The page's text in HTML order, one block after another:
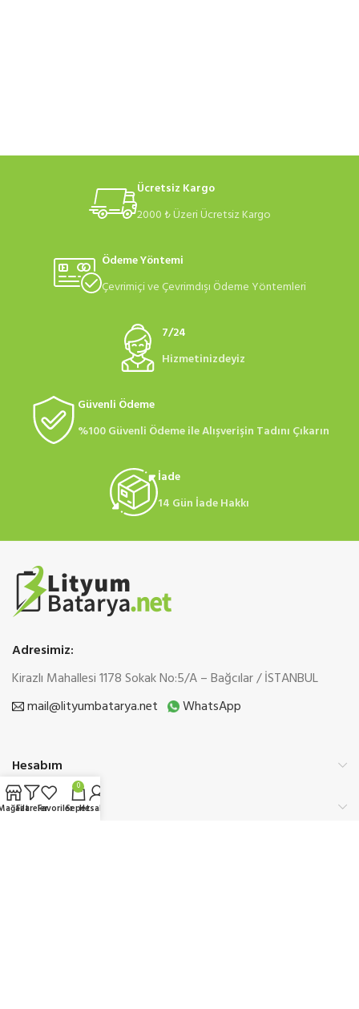
Ücretsiz Kargo
2000 ₺ Üzeri Ücretsiz Kargo
Ödeme Yöntemi
Çevrimiçi ve Çevrimdışı Ödeme Yöntemleri
7/24
Hizmetinizdeyiz
Güvenli Ödeme
%100 Güvenli Ödeme ile Alışverişin Tadını Çıkarın
İade
14 Gün İade Hakkı
Adresimiz:
Kirazlı Mahallesi 1178 Sokak No:5/A – Bağcılar / İSTANBUL
mail@lityumbatarya.net
WhatsApp
Hesabım
Kurumsal
FiltrelerFavoriler
0
SepetHesabım